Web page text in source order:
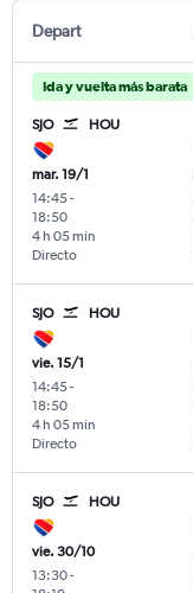
Depart
Ida y vuelta más barata
SJO HOU
mar. 19/1
14:45-
18:50
Directo
4 h 05 min
SJO HOU
vie. 15/1
14:45-
18:50
Directo
4 h 05 min
SJO HOU
vie. 30/10
13:30-